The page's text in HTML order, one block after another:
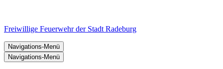
Freiwillige Feuerwehr der Stadt Radeburg
Navigations-Menü
Navigations-Menü